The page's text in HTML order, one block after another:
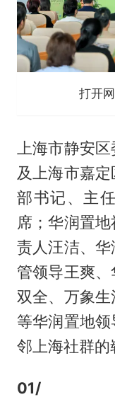
打开
上海市静安
及上海市嘉
部书记、主
席；华润置
责人汪洁、
管领导王爽
双全、万象
等华润置地
邻上海社群的
01/